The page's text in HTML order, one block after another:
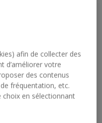
afin de collecter des
d’améliorer votre
des contenus
fréquentation, etc.
choix en sélectionnant